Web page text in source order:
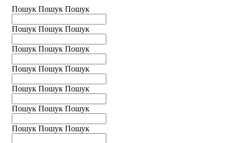
Пошук Пошук Пошук
Пошук Пошук Пошук
Пошук Пошук Пошук
Пошук Пошук Пошук
Пошук Пошук Пошук
Пошук Пошук Пошук
Пошук Пошук Пошук